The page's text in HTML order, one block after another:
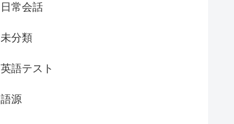
日常会話
未分類
英語テスト
語源